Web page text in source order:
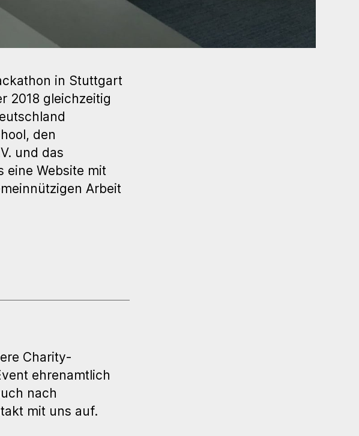
in Stuttgart
2018 gleichzeitig
den
und das
eine Website mit
Arbeit
Charity-
ehrenamtlich
nach
mit uns auf.